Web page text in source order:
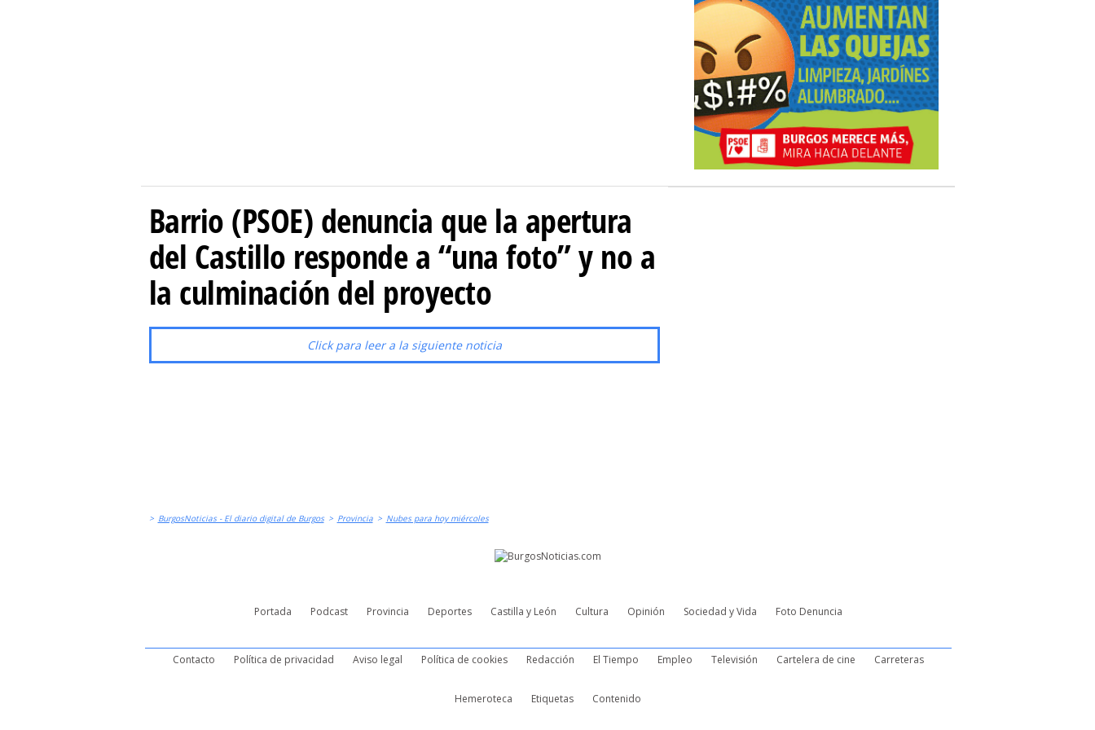
Barrio (PSOE) denuncia que la apertura
del Castillo responde a “una foto” y no a
la culminación del proyecto
Click para leer a la siguiente noticia
> BurgosNoticias - El diario digital de Burgos > Provincia > Nubes para hoy miércoles
Portada Podcast Provincia Deportes Castilla y León Cultura Opinión Sociedad y Vida Foto Denuncia
Contacto Política de privacidad Aviso legal Política de cookies Redacción El Tiempo Empleo Televisión Cartelera de cine Carreteras
Hemeroteca Etiquetas Contenido